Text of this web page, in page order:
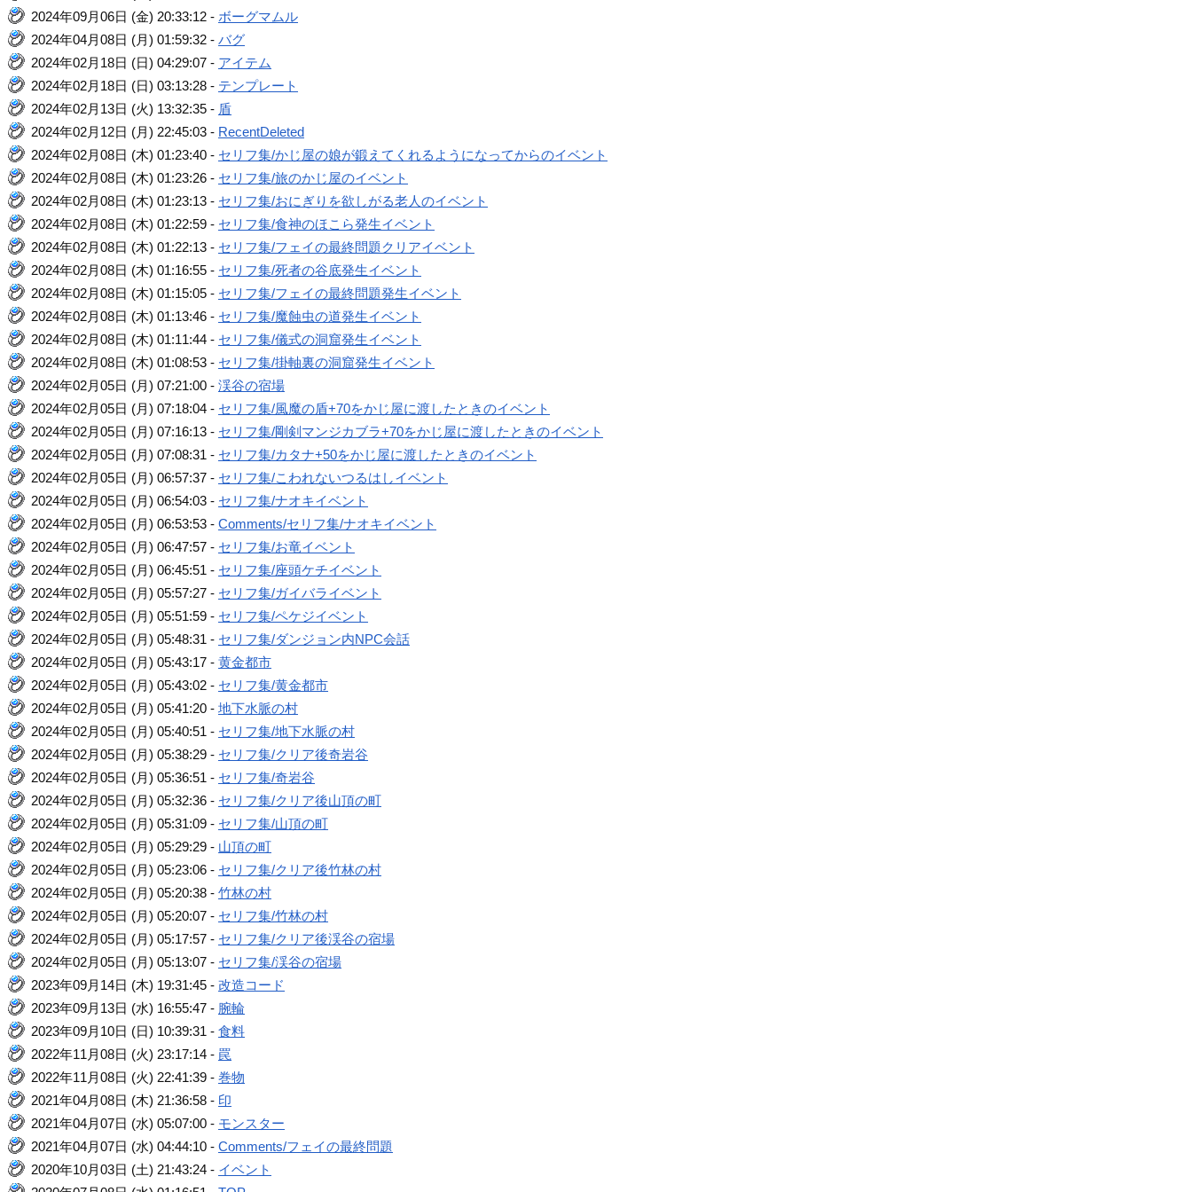
2024年09月06日 (金) 20:33:12 - ボーグマムル
2024年04月08日 (月) 01:59:32 -バグ
2024年02月18日 (日) 04:29:07 - アイテム
2024年02月18日 (日) 03:13:28 - テンプレート
2024年02月13日 (火) 13:32:35 - 盾
2024年02月12日 (月) 22:45:03 - RecentDeleted
2024年02月08日 (木) 01:23:40 - セリフ集/かじ屋の娘が鍛えてくれるようになってからのイベント
2024年02月08日 (木) 01:23:26 - セリフ集/旅のかじ屋のイベント
2024年02月08日 (木) 01:23:13 - セリフ集/おにぎりを欲しがる老人のイベント
2024年02月08日 (木) 01:22:59 - セリフ集/食神のほこら発生イベント
2024年02月08日 (木) 01:22:13 - セリフ集/フェイの最終問題クリアイベント
2024年02月08日 (木) 01:16:55 - セリフ集/死者の谷底発生イベント
2024年02月08日 (木) 01:15:05 - セリフ集/フェイの最終問題発生イベント
2024年02月08日 (木) 01:13:46 - セリフ集/魔蝕虫の道発生イベント
2024年02月08日 (木) 01:11:44 - セリフ集/儀式の洞窟発生イベント
2024年02月08日 (木) 01:08:53 - セリフ集/掛軸裏の洞窟発生イベント
2024年02月05日 (月) 07:21:00 -渓谷の宿場
2024年02月05日 (月) 07:18:04 - セリフ集/風魔の盾+70をかじ屋に渡したときのイベント
2024年02月05日 (月) 07:16:13 - セリフ集/剛剣マンジカブラ+70をかじ屋に渡したときのイベント
2024年02月05日 (月) 07:08:31 - セリフ集/カタナ+50をかじ屋に渡したときのイベント
2024年02月05日 (月) 06:57:37 - セリフ集/こわれないつるはしイベント
2024年02月05日 (月) 06:54:03 - セリフ集/ナオキイベント
2024年02月05日 (月) 06:53:53 -Comments/セリフ集/ナオキイベント
2024年02月05日 (月) 06:47:57 - セリフ集/お竜イベント
2024年02月05日 (月) 06:45:51 - セリフ集/座頭ケチイベント
2024年02月05日 (月) 05:57:27 - セリフ集/ガイバライベント
2024年02月05日 (月) 05:51:59 - セリフ集/ペケジイベント
2024年02月05日 (月) 05:48:31 - セリフ集/ダンジョン内NPC会話
2024年02月05日 (月) 05:43:17 -黄金都市
2024年02月05日 (月) 05:43:02 - セリフ集/黄金都市
2024年02月05日 (月) 05:41:20 -地下水脈の村
2024年02月05日 (月) 05:40:51 - セリフ集/地下水脈の村
2024年02月05日 (月) 05:38:29 - セリフ集/クリア後奇岩谷
2024年02月05日 (月) 05:36:51 - セリフ集/奇岩谷
2024年02月05日 (月) 05:32:36 - セリフ集/クリア後山頂の町
2024年02月05日 (月) 05:31:09 - セリフ集/山頂の町
2024年02月05日 (月) 05:29:29 - 山頂の町
2024年02月05日 (月) 05:23:06 - セリフ集/クリア後竹林の村
2024年02月05日 (月) 05:20:38 -竹林の村
2024年02月05日 (月) 05:20:07 - セリフ集/竹林の村
2024年02月05日 (月) 05:17:57 - セリフ集/クリア後渓谷の宿場
2024年02月05日 (月) 05:13:07 - セリフ集/渓谷の宿場
2023年09月14日 (木) 19:31:45 -改造コード
2023年09月13日 (水) 16:55:47 - 腕輪
2023年09月10日 (日) 10:39:31 -食料
2022年11月08日 (火) 23:17:14 - 罠
2022年11月08日 (火) 22:41:39 -巻物
2021年04月08日 (木) 21:36:58 - 印
2021年04月07日 (水) 05:07:00 - モンスター
2021年04月07日 (水) 04:44:10 -Comments/フェイの最終問題
2020年10月03日 (土) 21:43:24 - イベント